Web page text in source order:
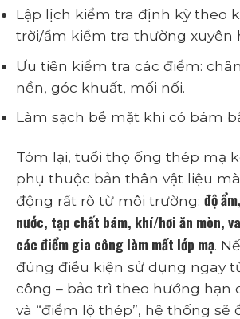
Lập lịch kiểm tra định kỳ theo
trời/ẩm kiểm tra thường xuyên
Ưu tiên kiểm tra các điểm:
nền, góc khuất, mối nối.
Làm sạch bề mặt khi có bám
Tóm lại, tuổi thọ ống thép mạ
phụ thuộc bản thân vật liệu
động rất rõ từ môi trường: độ
nước, tạp chất bám, khí/hơi ăn mòn,
các điểm gia công làm mất lớp mạ.
đúng điều kiện sử dụng ngay
công – bảo trì theo hướng hạn
và “điểm lộ thép”, hệ thống sẽ